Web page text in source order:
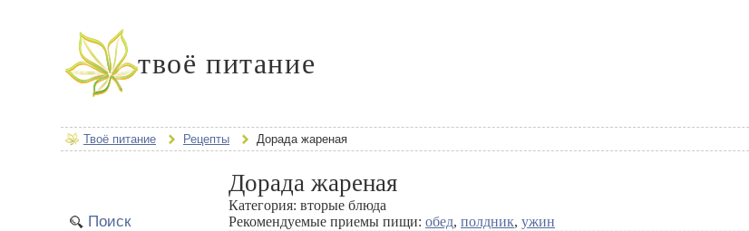
твоё питание
Твоё питание Рецепты Дорада жареная
Поиск
Дорада жареная
Категория: вторые блюда
Рекомендуемые приемы пищи: обед, полдник, ужин